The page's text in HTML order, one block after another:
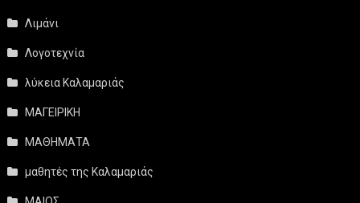
Λιμάνι
Λογοτεχνία
λύκεια Καλαμαριάς
ΜΑΓΕΙΡΙΚΗ
ΜΑΘΗΜΑΤΑ
μαθητές της Καλαμαριάς